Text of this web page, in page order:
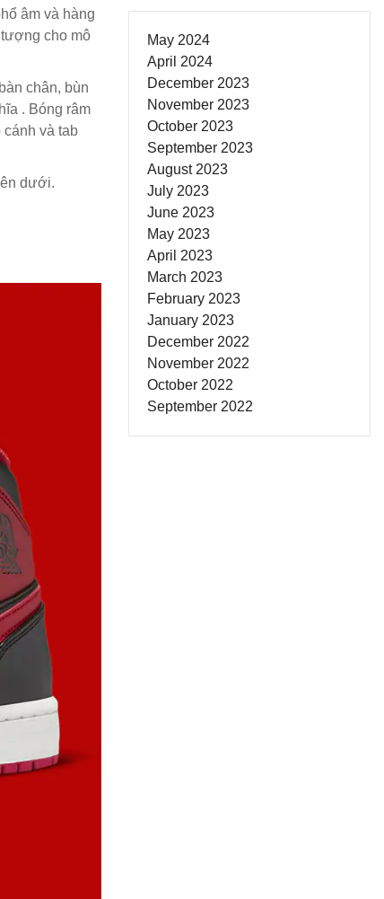
âm và hàng
cho mô
chân, bùn
. Bóng râm
và tab
dưới.
May 2024
April 2024
December 2023
November 2023
October 2023
September 2023
August 2023
July 2023
June 2023
May 2023
April 2023
March 2023
February 2023
January 2023
December 2022
November 2022
October 2022
September 2022